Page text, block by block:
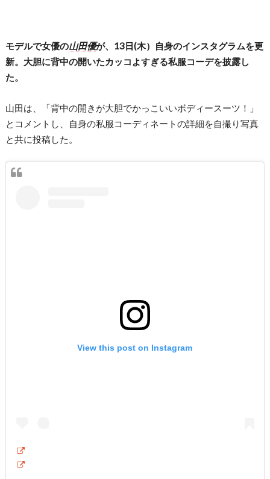
モデルで女優の山田優が、13日(木）自身のインスタグラムを更
新。大胆に背中の開いたカッコよすぎる私服コーデを披露し
た。
山田は、「背中の開きが大胆でかっこいいボディースーツ！」
とコメントし、自身の私服コーディネートの詳細を自撮り写真
と共に投稿した。
View this post on Instagram